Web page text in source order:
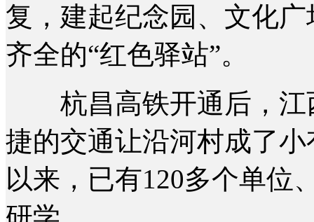
复，建起纪念园、文化
齐全的“红色驿站”。
杭昌高铁开通后，江
捷的交通让沿河村成了
以来，已有120多个单位